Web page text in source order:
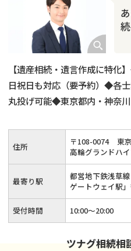
【遺産相続・遺言作成に特
日祝日も対応（要予約）◆各
丸投げ可能◆東京都内・神奈
ば無料出張相談◆相続人調査
割協議書作成支援・相続人間
変更代行◆相続手続きを一括し
住所 〒108-0074
東
高輪グランドハ
最寄り駅
都営地下鉄浅草
ゲートウェイ駅
受付時間 10:00～20:00
ツナグ相続相